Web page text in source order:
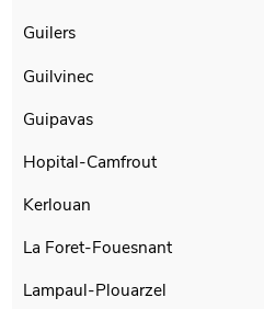
Guilers
Guilvinec
Guipavas
Hopital-Camfrout
Kerlouan
La Foret-Fouesnant
Lampaul-Plouarzel